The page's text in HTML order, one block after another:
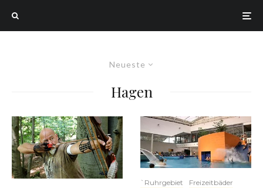
Neueste
Hagen
`Ruhrgebiet Freizeitbäder